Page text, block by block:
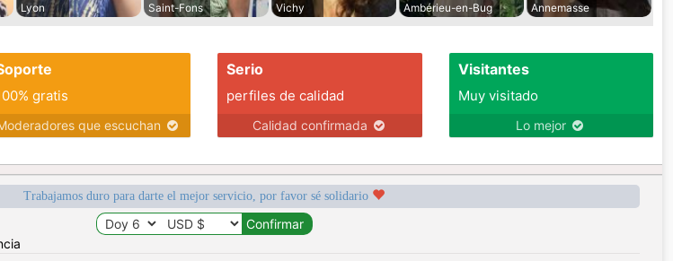
Lyon
Saint-Fons
Vichy
Ambérieu-en-Bug
Annemasse
gratis
que escuchan
Serio
perfiles de calidad
Calidad confirmada
Visitantes
Muy visitado
Lo mejor
Trabajamos duro para darte el mejor servicio, por favor sé solidario